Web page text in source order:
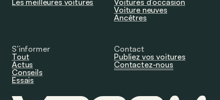
Les meilleures voitures
Voitures d’occasion
Voiture neuves
Ancêtres
S’informer
Tout
Actus
Conseils
Essais
Contact
Publiez vos voitures
Contactez-nous